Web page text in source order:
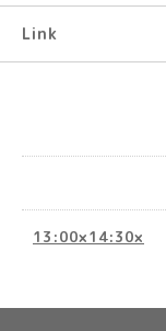
Link
13:00×14:30×